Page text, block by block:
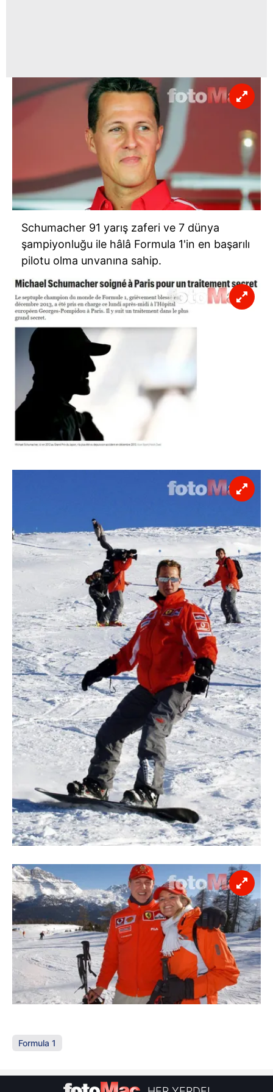
Çerezlere ilişkin tercihlerinizi aşağıda yer alan panel
vasıtasıyla belirleyebilirsiniz. Çerezlere ilişkin detaylı bilgi
için Ayarlar butonuna tıklayabilir,Çerez Bilgilendirme
ziyaret edebilirsiniz.
6698 sayılı Kişisel Verilerin Korunması Kanunu uyarınca
hazırlanmış Aydınlatma Metnimizi okumak ve sitemizde
ilgili mevzuata uygun olarak kullanılan çerezlerle ilgili bilgi
almak için lütfentıklayınız.
Schumacher 91 yarış zaferi ve 7 dünya
şampiyonluğu ile hâlâ Formula 1'in en başarılı
pilotu olma unvanına sahip.
Formula 1